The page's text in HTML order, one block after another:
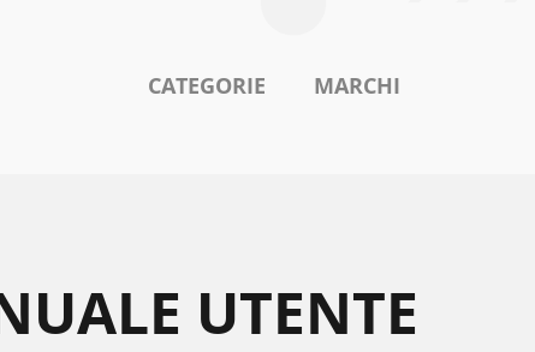
CATEGORIE MARCHI
UTENTE